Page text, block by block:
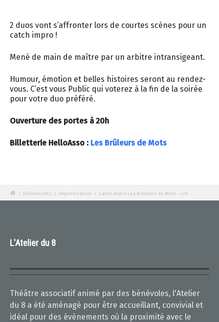
2 duos vont s’affronter lors de courtes scènes pour un
catch impro !
Mené de main de maître par un arbitre intransigeant.
Humour, émotion et belles histoires seront au rendez-
vous. C’est vous Public qui voterez à la fin de la soirée
pour votre duo préféré.
Ouverture des portes à 20h
Billetterie HelloAsso : Les Brûleurs de Mots
/ Évènements / Improvisation / Catch impro Les Brûleurs de Mots – LIG
L'Atelier du 8
Théâtre associatif animé par des bénévoles, l'Atelier
du 8 a été aménagé pour être accueillant, convivial et
idéal pour des évènements où la proximité avec le